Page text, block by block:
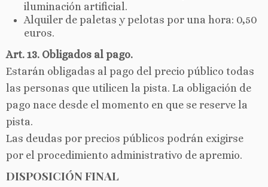
iluminación artificial.
Alquiler de paletas y pelotas por una hora: 0,50
euros.
Art. 13. Obligados al pago.
Estarán obligadas al pago del precio público todas
las personas que utilicen la pista. La obligación de
pago nace desde el momento en que se reserve la
pista.
Las deudas por precios públicos podrán exigirse
por el procedimiento administrativo de apremio.
DISPOSICIÓN FINAL